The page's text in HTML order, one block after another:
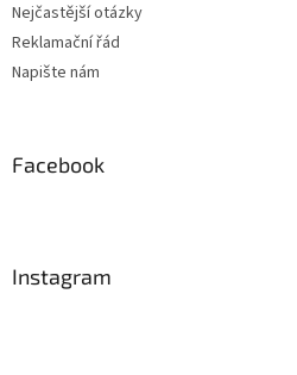
Nejčastější otázky
Reklamační řád
Napište nám
Facebook
Instagram